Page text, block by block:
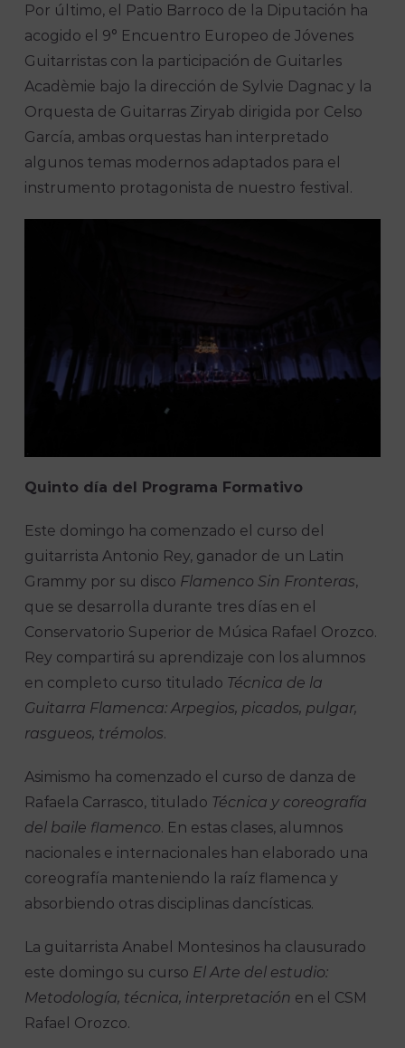
Por último, el Patio Barroco de la Diputación ha
acogido el 9° Encuentro Europeo de Jóvenes
Guitarristas con la participación de Guitarles
Acadèmie bajo la dirección de Sylvie Dagnac y la
Orquesta de Guitarras Ziryab dirigida por Celso
García, ambas orquestas han interpretado
algunos temas modernos adaptados para el
instrumento protagonista de nuestro festival.
Quinto día del Programa Formativo
Este domingo ha comenzado el curso del
guitarrista Antonio Rey, ganador de un Latin
Grammy por su disco Flamenco Sin Fronteras,
que se desarrolla durante tres días en el
Conservatorio Superior de Música Rafael Orozco.
Rey compartirá su aprendizaje con los alumnos
en completo curso titulado Técnica de la
Guitarra Flamenca: Arpegios, picados, pulgar,
rasgueos, trémolos.
Asimismo ha comenzado el curso de danza de
Rafaela Carrasco, titulado Técnica y coreografía
del baile flamenco. En estas clases, alumnos
nacionales e internacionales han elaborado una
coreografía manteniendo la raíz flamenca y
absorbiendo otras disciplinas dancísticas.
La guitarrista Anabel Montesinos ha clausurado
este domingo su curso El Arte del estudio:
Metodología, técnica, interpretación en el CSM
Rafael Orozco.